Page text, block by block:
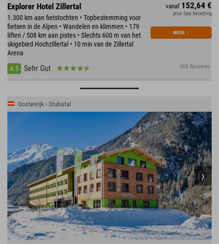
Explorer Hotel Zillertal
1.300 km aan fietstochten • Topbestemming voor
fietsen in de Alpen • Wandelen en klimmen • 179
liften / 508 km aan pistes • Slechts 600 m van het
skigebied Hochzillertal • 10 min van de Zillertal
Arena
4.5
Sehr Gut 568 Reviews
vanaf 152,64 €
plus Spa belasting
MEER ↓
Oostenrijk › Stubaital